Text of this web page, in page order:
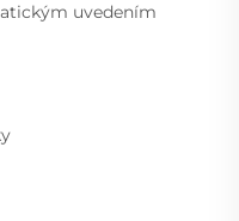
uvedením